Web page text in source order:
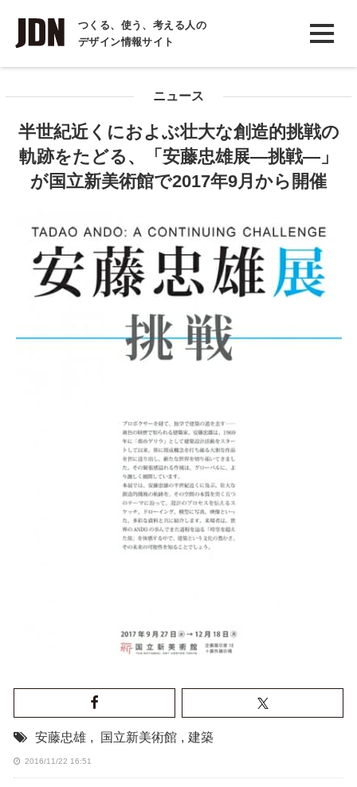
つくる、使う、考える人の
デザイン情報サイト
INTERVIEW
インタビュー
COLUMN
コラム
ニュース
半世紀近くにおよぶ壮大な創造的挑戦の
軌跡をたどる、「安藤忠雄展―挑戦―」
が国立新美術館で2017年9月から開催
安藤忠雄 , 国立新美術館 , 建築
2016/11/22 16:51